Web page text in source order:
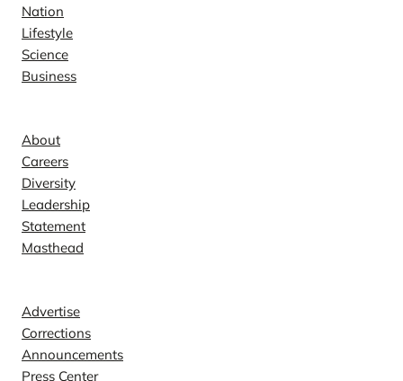
Nation
Lifestyle
Science
Business
About
Careers
Diversity
Leadership
Statement
Masthead
Advertise
Corrections
Announcements
Press Center